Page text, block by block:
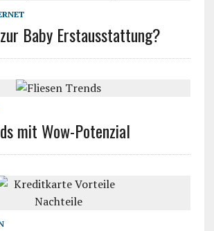
Baby Erstausstattung?
mit Wow-Potenzial